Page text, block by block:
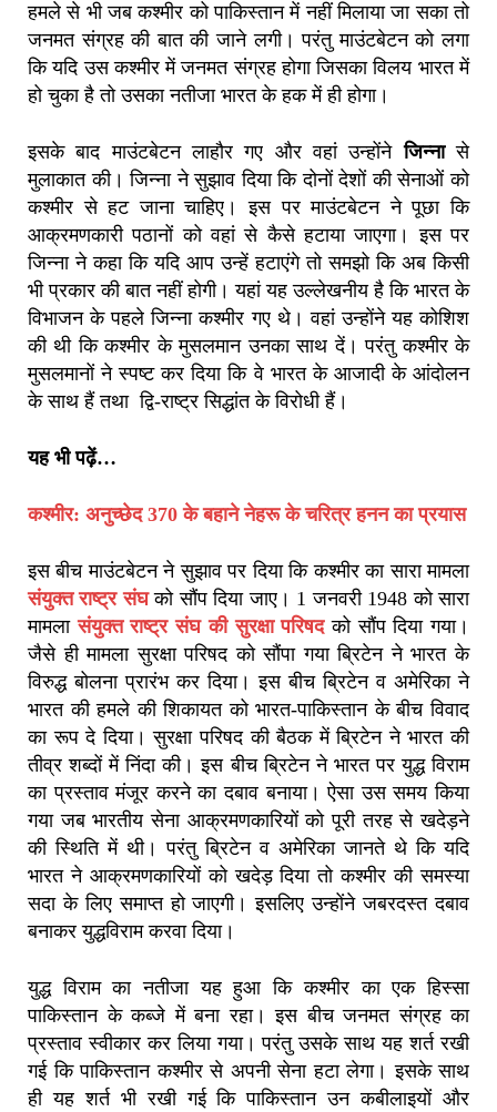
हमले से भी जब कश्मीर को पाकिस्तान में नहीं मिलाया जा सका तो
जनमत संग्रह की बात की जाने लगी। परंतु माउंटबेटन को लगा
कि यदि उस कश्मीर में जनमत संग्रह होगा जिसका विलय भारत में
हो चुका है तो उसका नतीजा भारत के हक में ही होगा।
इसके बाद माउंटबेटन लाहौर गए और वहां उन्होंनेजिन्नासे
मुलाकात की। जिन्ना ने सुझाव दिया कि दोनों देशों की सेनाओं को
कश्मीर से हट जाना चाहिए। इस पर माउंटबेटन ने पूछा कि
आक्रमणकारी पठानों को वहां से कैसे हटाया जाएगा। इस पर
जिन्ना ने कहा कि यदि आप उन्हें हटाएंगे तो समझो कि अब किसी
भी प्रकार की बात नहीं होगी। यहां यह उल्लेखनीय है कि भारत के
विभाजन के पहले जिन्ना कश्मीर गए थे। वहां उन्होंने यह कोशिश
की थी कि कश्मीर के मुसलमान उनका साथ दें। परंतु कश्मीर के
मुसलमानों ने स्पष्ट कर दिया कि वे भारत के आजादी के आंदोलन
के साथ हैं तथा द्वि-राष्ट्र सिद्धांत के विरोधी हैं।
यह भी पढ़ें…
कश्मीर: अनुच्छेद 370 के बहाने नेहरू के चरित्र हनन का प्रयास
इस बीच माउंटबेटन ने सुझाव पर दिया कि कश्मीर का सारा मामला
संयुक्त राष्ट्र संघको सौंप दिया जाए। 1 जनवरी 1948 को सारा
मामलासंयुक्त राष्ट्र संघ की सुरक्षा परिषदको सौंप दिया गया।
जैसे ही मामला सुरक्षा परिषद को सौंपा गया ब्रिटेन ने भारत के
विरुद्ध बोलना प्रारंभ कर दिया। इस बीच ब्रिटेन व अमेरिका ने
भारत की हमले की शिकायत को भारत-पाकिस्तान के बीच विवाद
का रूप दे दिया। सुरक्षा परिषद की बैठक में ब्रिटेन ने भारत की
तीव्र शब्दों में निंदा की। इस बीच ब्रिटेन ने भारत पर युद्ध विराम
का प्रस्ताव मंजूर करने का दबाव बनाया। ऐसा उस समय किया
गया जब भारतीय सेना आक्रमणकारियों को पूरी तरह से खदेड़ने
की स्थिति में थी। परंतु ब्रिटेन व अमेरिका जानते थे कि यदि
भारत ने आक्रमणकारियों को खदेड़ दिया तो कश्मीर की समस्या
सदा के लिए समाप्त हो जाएगी। इसलिए उन्होंने जबरदस्त दबाव
बनाकर युद्धविराम करवा दिया।
युद्ध विराम का नतीजा यह हुआ कि कश्मीर का एक हिस्सा
पाकिस्तान के कब्जे में बना रहा। इस बीच जनमत संग्रह का
प्रस्ताव स्वीकार कर लिया गया। परंतु उसके साथ यह शर्त रखी
गई कि पाकिस्तान कश्मीर से अपनी सेना हटा लेगा। इसके साथ
ही यह शर्त भी रखी गई कि पाकिस्तान उन कबीलाइयों और